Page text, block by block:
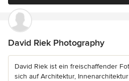
David Riek Photography
David Riek ist ein freischaffender
sich auf Architektur,